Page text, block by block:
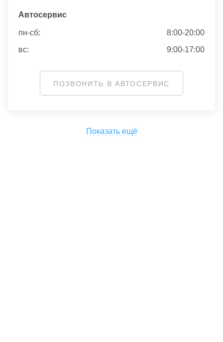
Автосервис
пн-сб:
8:00-20:00
вс:
9:00-17:00
ПОЗВОНИТЬ В АВТОСЕРВИС
Показать ещё